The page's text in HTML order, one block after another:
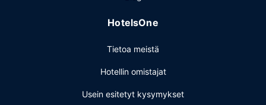
HotelsOne
Tietoa meistä
Hotellin omistajat
Usein esitetyt kysymykset